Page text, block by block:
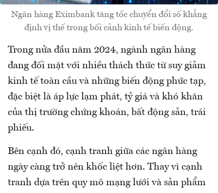
Ngân hàng Eximbank tăng tốc chuyển đổi số khẳng
định vị thế trong bối cảnh kinh tế biến động.
Trong nửa đầu năm 2024, ngành ngân hàng
đang đối mặt với nhiều thách thức từ suy giảm
kinh tế toàn cầu và những biến động phức tạp,
đặc biệt là áp lực lạm phát, tỷ giá và khó khăn
của thị trường chứng khoán, bất động sản, trái
phiếu.
Bên cạnh đó, cạnh tranh giữa các ngân hàng
ngày càng trở nên khốc liệt hơn. Thay vì cạnh
tranh dựa trên quy mô mạng lưới và sản phẩm